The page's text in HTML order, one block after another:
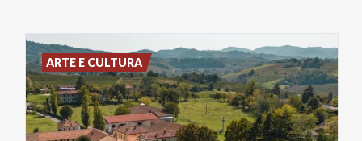
ARTE E CULTURA